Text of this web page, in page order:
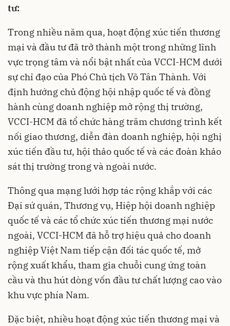
tư:
Trong nhiều năm qua, hoạt động xúc tiến thương
mại và đầu tư đã trở thành một trong những lĩnh
vực trọng tâm và nổi bật nhất của VCCI-HCM dưới
sự chỉ đạo của Phó Chủ tịch Võ Tân Thành. Với
định hướng chủ động hội nhập quốc tế và đồng
hành cùng doanh nghiệp mở rộng thị trường,
VCCI-HCM đã tổ chức hàng trăm chương trình kết
nối giao thương, diễn đàn doanh nghiệp, hội nghị
xúc tiến đầu tư, hội thảo quốc tế và các đoàn khảo
sát thị trường trong và ngoài nước.
Thông qua mạng lưới hợp tác rộng khắp với các
Đại sứ quán, Thương vụ, Hiệp hội doanh nghiệp
quốc tế và các tổ chức xúc tiến thương mại nước
ngoài, VCCI-HCM đã hỗ trợ hiệu quả cho doanh
nghiệp Việt Nam tiếp cận đối tác quốc tế, mở
rộng xuất khẩu, tham gia chuỗi cung ứng toàn
cầu và thu hút dòng vốn đầu tư chất lượng cao vào
khu vực phía Nam.
Đặc biệt, nhiều hoạt động xúc tiến thương mại và